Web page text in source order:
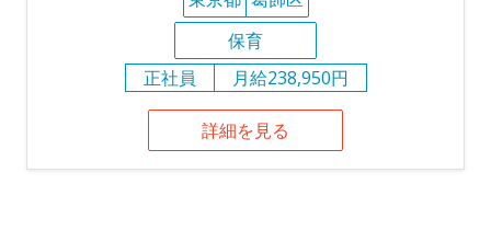
保育
正社員
月給238,950円
詳細を見る